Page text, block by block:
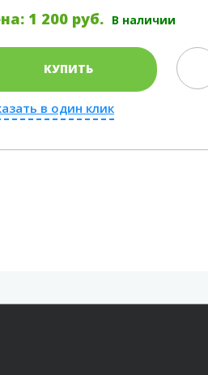
1 200 руб. В наличии
КУПИТЬ
в один клик